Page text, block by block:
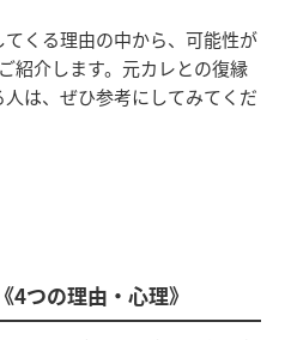
くる理由の中から、可能性が
紹介します。元カレとの復縁
は、ぜひ参考にしてみてくだ
4つの理由・心理》